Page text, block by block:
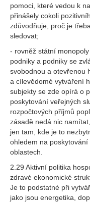
pomoci, které vedou k
přinášely cokoli
zdůvodňuje, proč je
sledovat;
- rovněž státní
podniky a podniky se
svobodnou a otevřenou
a cílevědomé vytváření
subjekty se zde opírá o
poskytování veřejných
rozpočtových příjmů
zásadě nedá nic
jen tam, kde je to
ohledem na
oblastech.
2.29 Aktivní politika
zdravé ekonomické
Je to podstatné při
jako jsou energetika,